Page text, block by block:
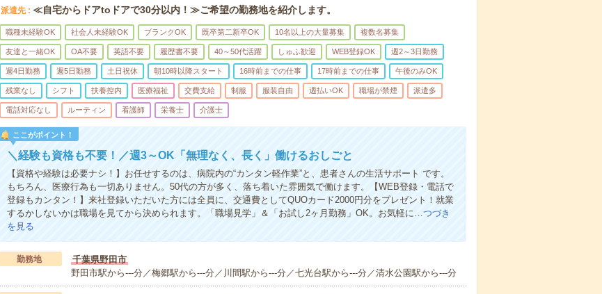
派遣先 ≪自宅からドアtoドアで30分以内！≫ご希望の勤務地を紹介します。
職種未経験OK 社会人未経験OK ブランクOK 既卒第二新卒OK 10名以上の大量募集 複数名募集
友達と一緒OK OA不要 英語不要 履歴書不要 40～50代活躍 しゅふ歓迎 WEB登録OK 週2～3日勤務
週4日勤務 週5日勤務 土日祝休 朝10時以降スタート 16時前までの仕事 17時前までの仕事 午後のみOK
残業なし シフト 扶養控内 医療福祉 交費支給 制服 服装自由 週払いOK 職場が禁煙 派遣多
電話対応なし ルーティン 看護師 栄養士 介護士
ここがポイント！
＼経験も資格も不要！／週3～OK「無理なく、長く」働けるおしごと
【資格や経験は必要ナシ！】お任せするのは、病院内の“カンタン軽作業”と、患者さんの生活サポート です。
もちろん、医療行為も一切ありません。50代の方が多く、落ち着いた雰囲気で働けます。【WEB登録・電話で
登録もカンタン！】来社登録いただいた方には全員に、交通費としてQUOカード2000円分をプレゼント！就業
するかしないかは職場を見てから決められます。「職場見学」＆「お試し2ヶ月勤務」OK。お気軽に…つづき
を見る
勤務地
千葉県野田市
野田市駅から---分／梅郷駅から---分／川間駅から---分／七光台駅から---分／清水公園駅から---分